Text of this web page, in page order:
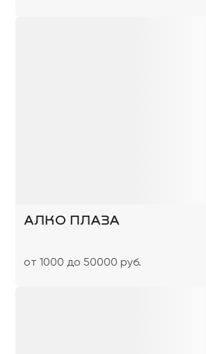
АЛКО ПЛАЗА
от 1000 до 50000 руб.